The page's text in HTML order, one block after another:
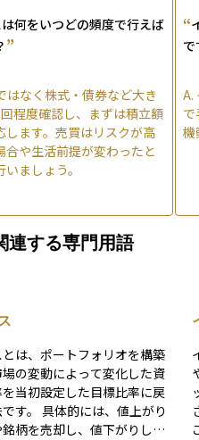
何をいつどの頻度で行えば
”
はなく株式・債券など大き
程度確認し、まずは積立額
します。売買はリスクが高
合や生活前提が変わったと
ましょう。
“
で
A.
機
連する専門用語
は、ポートフォリオを構築
の変動によって変化した資
当初設定した目標比率に戻
、値上がり
柄を売却し、値下がりした